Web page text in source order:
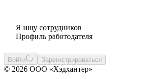
Я ищу сотрудников
Профиль работодателя
Войти Зарегистрироваться
© 2026 ООО «Хэдхантер»